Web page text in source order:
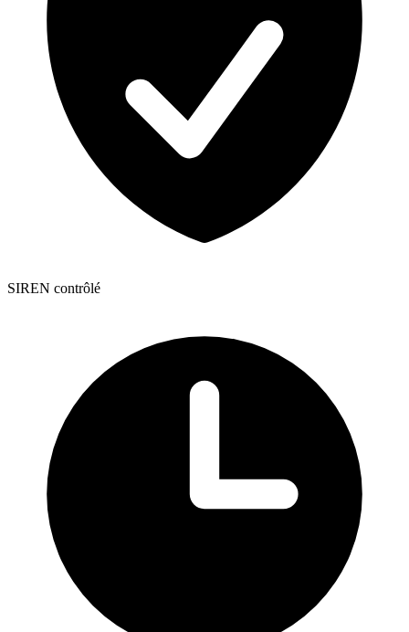
SIREN contrôlé